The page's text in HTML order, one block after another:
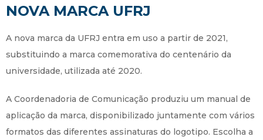
NOVA MARCA UFRJ
A nova marca da UFRJ entra em uso a partir de 2021,
substituindo a marca comemorativa do centenário da
universidade, utilizada até 2020.
A Coordenadoria de Comunicação produziu um manual de
aplicação da marca, disponibilizado juntamente com vários
formatos das diferentes assinaturas do logotipo. Escolha a